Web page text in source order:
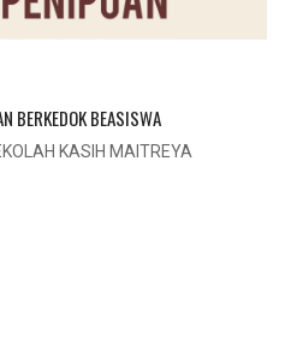
BERKEDOK BEASISWA
KASIH MAITREYA